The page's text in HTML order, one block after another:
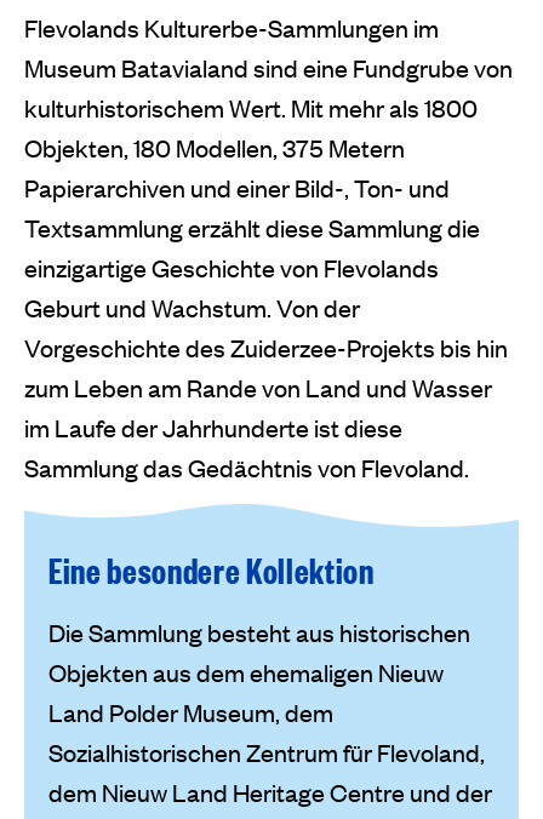
Flevolands Kulturerbe-Sammlungen im
Museum Batavialand sind eine Fundgrube von
kulturhistorischem Wert. Mit mehr als 1800
Objekten, 180 Modellen, 375 Metern
Papierarchiven und einer Bild-, Ton- und
Textsammlung erzählt diese Sammlung die
einzigartige Geschichte von Flevolands
Geburt und Wachstum. Von der
Vorgeschichte des Zuiderzee-Projekts bis hin
zum Leben am Rande von Land und Wasser
im Laufe der Jahrhunderte ist diese
Sammlung das Gedächtnis von Flevoland.
Eine besondere Kollektion
Die Sammlung besteht aus historischen
Objekten aus dem ehemaligen Nieuw
Land Polder Museum, dem
Sozialhistorischen Zentrum für Flevoland,
dem Nieuw Land Heritage Centre und der